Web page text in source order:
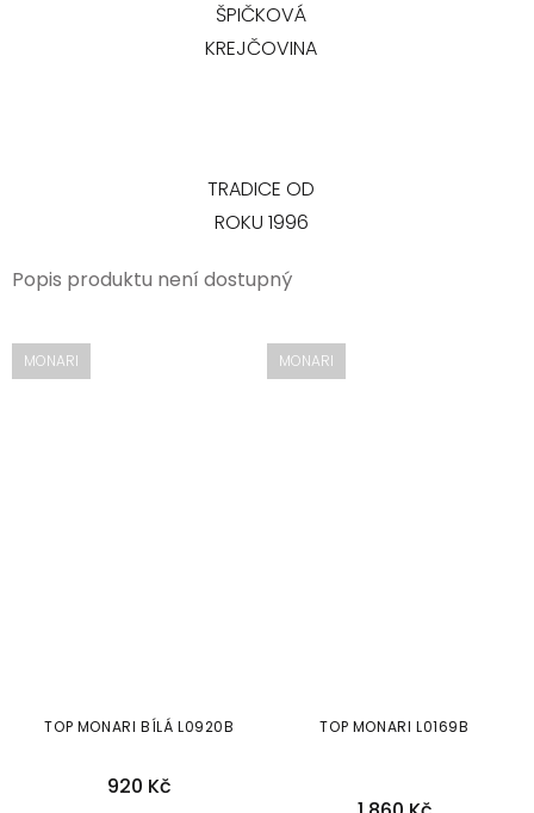
ŠPIČKOVÁ
KREJČOVINA
TRADICE OD
ROKU 1996
Popis produktu není dostupný
MONARI
TOP MONARI BÍLÁ L0920B
920 Kč
MONARI
TOP MONARI L0169B